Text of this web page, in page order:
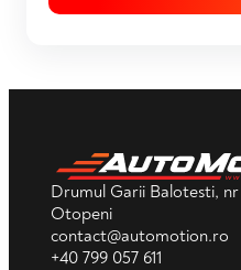
Drumul Garii Balotesti,
Otopeni
contact@automotion.ro
+40 799 057 611